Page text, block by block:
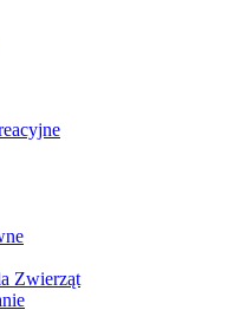
Zwierząt